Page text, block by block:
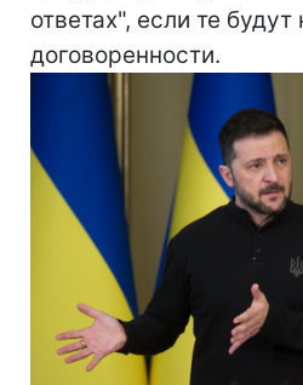
ответах", если те
договоренности.